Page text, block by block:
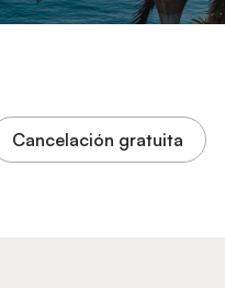
Cancelación gratuita